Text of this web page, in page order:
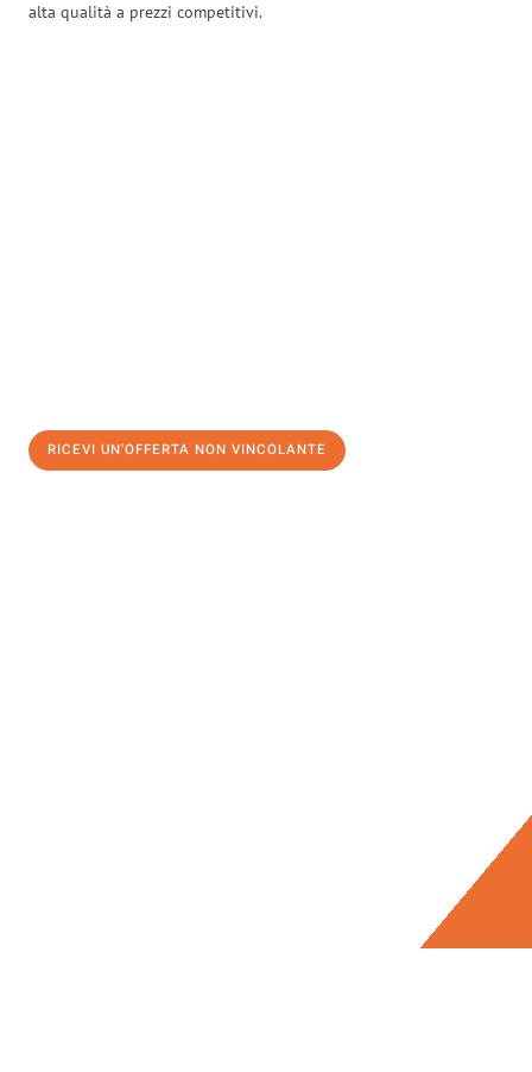
alta qualità a prezzi competitivi.
RICEVI UN'OFFERTA NON VINCOLANTE